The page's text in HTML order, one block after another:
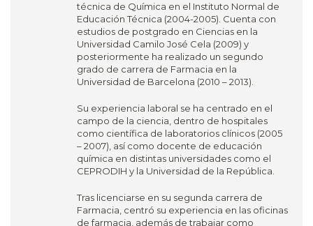
técnica de Química en el Instituto Normal de
Educación Técnica (2004-2005). Cuenta con
estudios de postgrado en Ciencias en la
Universidad Camilo José Cela (2009) y
posteriormente ha realizado un segundo
grado de carrera de Farmacia en la
Universidad de Barcelona (2010 – 2013).
Su experiencia laboral se ha centrado en el
campo de la ciencia, dentro de hospitales
como científica de laboratorios clínicos (2005
– 2007), así como docente de educación
química en distintas universidades como el
CEPRODIH y la Universidad de la República.
Tras licenciarse en su segunda carrera de
Farmacia, centró su experiencia en las oficinas
de farmacia, además de trabajar como